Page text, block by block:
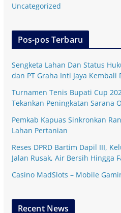
Uncategorized
Pos-pos Terbaru
Sengketa Lahan Dan Status
dan PT Graha Inti Jaya
Turnamen Tenis Bupati Cup
Tekankan Peningkatan Sarana
Pemkab Kapuas Sinkronkan
Lahan Pertanian
Reses DPRD Bartim Dapil III,
Jalan Rusak, Air Bersih Hingga
Casino MadSlots – Mobile
Recent News